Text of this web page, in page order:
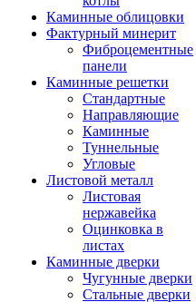
Каминные облицовки
Фактурный минерит
Фиброцементные
панели
Каминные решетки
Стандартные
Направляющие
Каминные
Туннельные
Угловые
Листовой металл
Листовая
нержавейка
Оцинковка в
листах
Каминные дверки
Чугунные дверки
Стальные дверки